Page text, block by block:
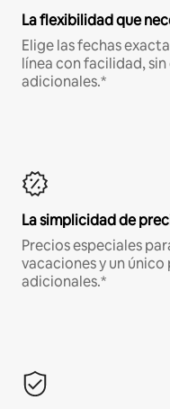
La flexibilidad que
Elige las fechas
línea con facilidad,
adicionales.*
La simplicidad de
Precios especiales
vacaciones y un
adicionales.*